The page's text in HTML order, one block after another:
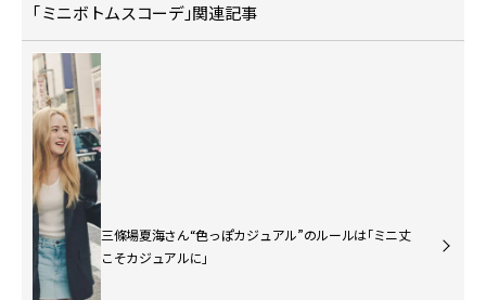
「ミニボトムスコーデ」関連記事
三條場夏海さん“色っぽカジュアル”のルールは「ミニ丈
こそカジュアルに」